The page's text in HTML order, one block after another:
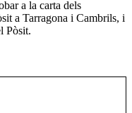
a la carta dels
a Tarragona i Cambrils, i
Pòsit.